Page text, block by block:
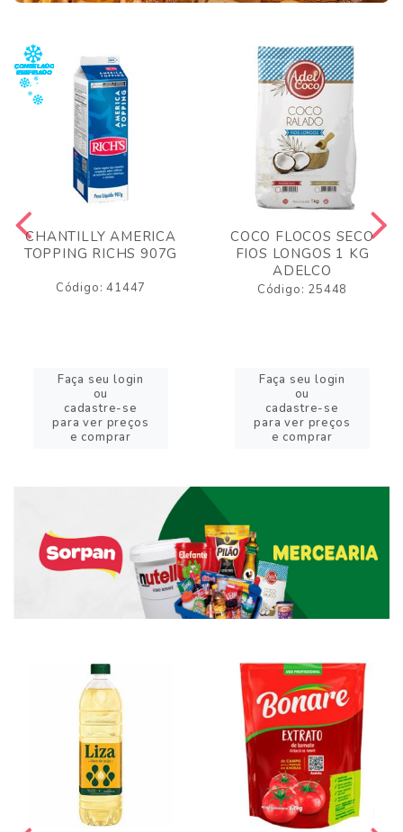
CHANTILLY AMERICA
TOPPING RICHS 907G
Código: 41447
Faça seu login
ou
cadastre-se
para ver preços
e comprar
COCO FLOCOS SECO
FIOS LONGOS 1 KG
ADELCO
Código: 25448
Faça seu login
ou
cadastre-se
para ver preços
e comprar